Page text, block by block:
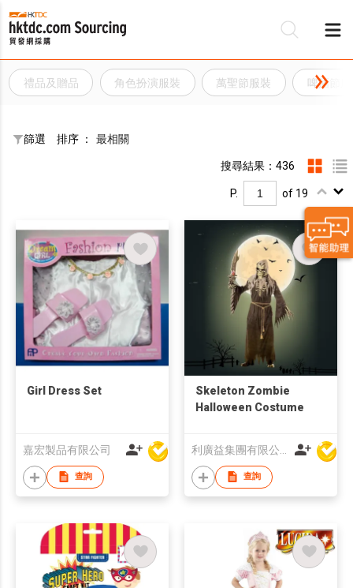
禮品及贈品 角色扮演服裝 萬聖節服裝 啤酒節
篩選 排序 ： 最相關
搜尋結果：436
P. of 19
Girl Dress Set
嘉宏製品有限公司
查詢
Skeleton Zombie
Halloween Costume
查詢